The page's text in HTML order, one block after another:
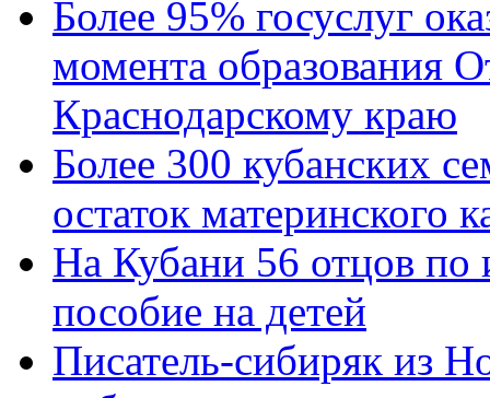
Более 95% госуслуг
момента образования
Краснодарскому краю
Более 300 кубанских
остаток материнского
На Кубани 56 отцов по
пособие на детей
Писатель-сибиряк из